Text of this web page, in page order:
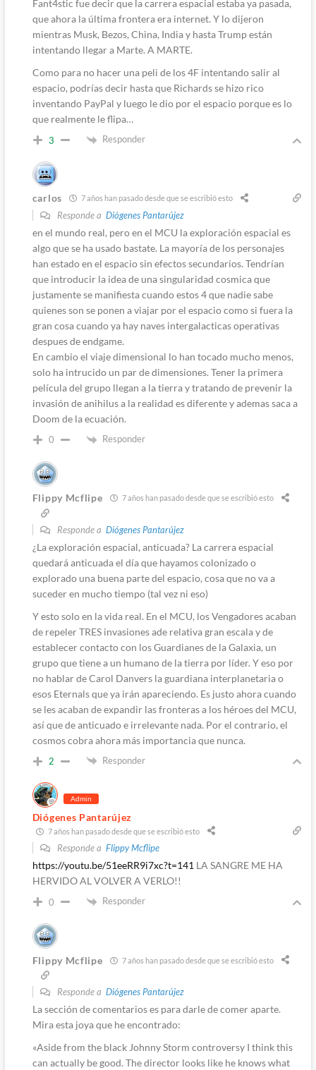
Fant4stic fue decir que la carrera espacial estaba ya pasada,
que ahora la última frontera era internet. Y lo dijeron
mientras Musk, Bezos, China, India y hasta Trump están
intentando llegar a Marte. A MARTE.
Como para no hacer una peli de los 4F intentando salir al
espacio, podrías decir hasta que Richards se hizo rico
inventando PayPal y luego le dio por el espacio porque es lo
que realmente le flipa…
3 Responder
carlos 7 años han pasado desde que se escribió esto
Responde a Diógenes Pantarújez
en el mundo real, pero en el MCU la exploración espacial es
algo que se ha usado bastate. La mayoría de los personajes
han estado en el espacio sin efectos secundarios. Tendrían
que introducir la idea de una singularidad cosmica que
justamente se manifiesta cuando estos 4 que nadie sabe
quienes son se ponen a viajar por el espacio como si fuera la
gran cosa cuando ya hay naves intergalacticas operativas
despues de endgame.
En cambio el viaje dimensional lo han tocado mucho menos,
solo ha intrucido un par de dimensiones. Tener la primera
película del grupo llegan a la tierra y tratando de prevenir la
invasión de anihilus a la realidad es diferente y ademas saca a
Doom de la ecuación.
0 Responder
Flippy Mcflipe 7 años han pasado desde que se escribió esto
Responde a Diógenes Pantarújez
¿La exploración espacial, anticuada? La carrera espacial
quedará anticuada el día que hayamos colonizado o
explorado una buena parte del espacio, cosa que no va a
suceder en mucho tiempo (tal vez ni eso)
Y esto solo en la vida real. En el MCU, los Vengadores acaban
de repeler TRES invasiones ade relativa gran escala y de
establecer contacto con los Guardianes de la Galaxia, un
grupo que tiene a un humano de la tierra por líder. Y eso por
no hablar de Carol Danvers la guardiana interplanetaria o
esos Eternals que ya irán apareciendo. Es justo ahora cuando
se les acaban de expandir las fronteras a los héroes del MCU,
así que de anticuado e irrelevante nada. Por el contrario, el
cosmos cobra ahora más importancia que nunca.
2 Responder
Admin
Diógenes Pantarújez
7 años han pasado desde que se escribió esto
Responde a Flippy Mcflipe
https://youtu.be/51eeRR9i7xc?t=141 LA SANGRE ME HA
HERVIDO AL VOLVER A VERLO!!
0 Responder
Flippy Mcflipe 7 años han pasado desde que se escribió esto
Responde a Diógenes Pantarújez
La sección de comentarios es para darle de comer aparte.
Mira esta joya que he encontrado:
«Aside from the black Johnny Storm controversy I think this
can actually be good. The director looks like he knows what